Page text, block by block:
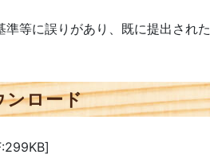
準等に誤りがあり、既に提出され
ンロード